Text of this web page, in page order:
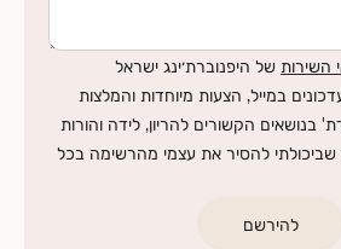
השירות של היפנוברת׳ינג ישראל
במייל, הצעות מיוחדות והמלצות
בנושאים הקשורים להריון, לידה והורות
שביכולתי להסיר את עצמי מהרשימה בכל
להירשם